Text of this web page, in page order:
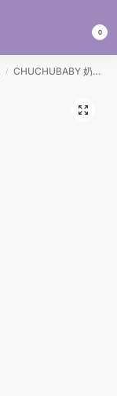
0
/ CHUCHUBABY 奶瓶蔬果清洗液 820ML